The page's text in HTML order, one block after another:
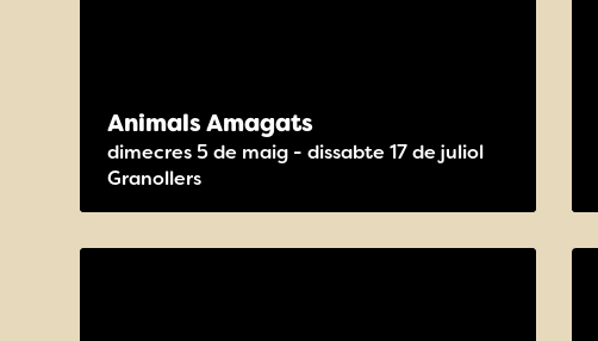
Animals Amagats
dimecres 5 de maig - dissabte 17 de juliol
Granollers